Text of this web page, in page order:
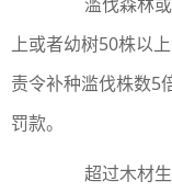
滥伐森林或
上或者幼树50株以
责令补种滥伐株数5
罚款。
超过木材生